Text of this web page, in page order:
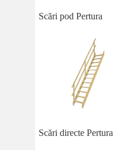
Scări pod Pertura
Scări directe Pertura